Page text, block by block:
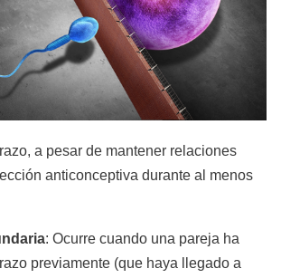
a pesar de mantener relaciones
anticonceptiva durante al menos
: Ocurre cuando una pareja ha
previamente (que haya llegado a